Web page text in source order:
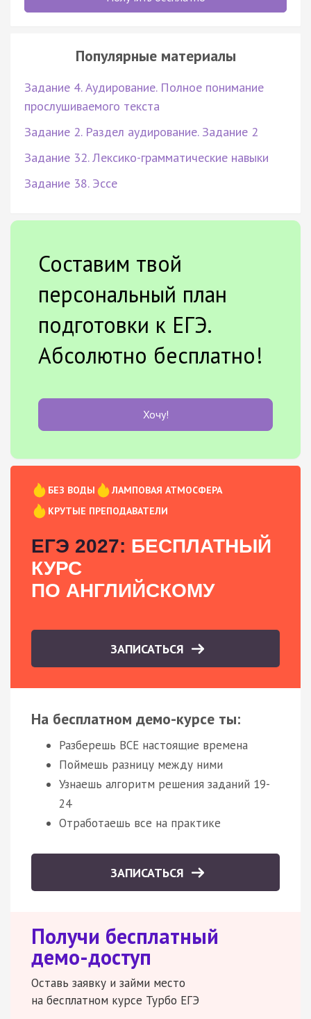
Популярные материалы
Задание 4. Аудирование. Полное понимание
прослушиваемого текста
Задание 2. Раздел аудирование. Задание 2
Задание 32. Лексико-грамматические навыки
Задание 38. Эссе
Составим твой
персональный план
подготовки к ЕГЭ.
Абсолютно бесплатно!
Хочу!
БЕЗ ВОДЫ
ЛАМПОВАЯ АТМОСФЕРА
КРУТЫЕ ПРЕПОДАВАТЕЛИ
ЕГЭ 2027: БЕСПЛАТНЫЙ
КУРС
ПО АНГЛИЙСКОМУ
ЗАПИСАТЬСЯ
На бесплатном демо-курсе ты:
Разберешь ВСЕ настоящие времена
Поймешь разницу между ними
Узнаешь алгоритм решения заданий 19-
24
Отработаешь все на практике
ЗАПИСАТЬСЯ
Получи бесплатный
демо-доступ
Оставь заявку и займи место
на бесплатном курсе Турбо ЕГЭ